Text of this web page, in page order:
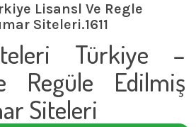
Lisansl Ve Regle
Siteleri.1611
Türkiye –
Regüle Edilmiş
Siteleri